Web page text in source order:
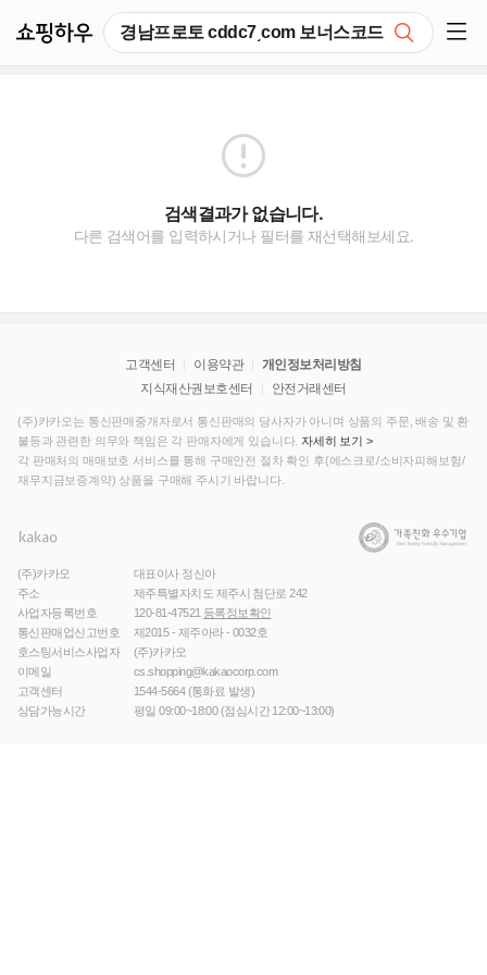
검색결과가 없습니다.
다른 검색어를 입력하시거나 필터를 재선택해보세요.
고객센터 이용약관
개인정보처리방침
지식재산권보호센터
안전거래센터
(주)카카오는 통신판매중개자로서 통신판매의 당사자가 아니며 상품의 주문, 배송 및 환
불등과 관련한 의무와 책임은 각 판매자에게 있습니다. 자세히 보기 >
각 판매처의 매매보호 서비스를 통해 구매안전 절차 확인 후(에스크로/소비자피해보험/
재무지금보증계약) 상품을 구매해 주시기 바랍니다.
(주)카카오
대표이사 정신아
주소
제주특별자치도 제주시 첨단로 242
사업자등록번호
120-81-47521 등록정보확인
통신판매업신고번호
제2015 - 제주아라 - 0032호
호스팅서비스사업자
(주)카카오
이메일
cs.shopping@kakaocorp.com
고객센터
1544-5664(통화료 발생)
상담가능시간
평일 09:00~18:00 (점심시간 12:00~13:00)